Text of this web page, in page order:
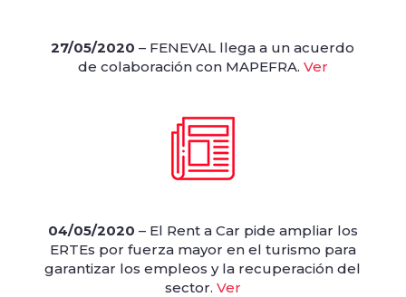
27/05/2020– FENEVAL llega a un acuerdo
de colaboración con MAPEFRA. Ver
04/05/2020 – El Rent a Car pide ampliar los
ERTEs por fuerza mayor en el turismo para
garantizar los empleos y la recuperación del
sector. Ver